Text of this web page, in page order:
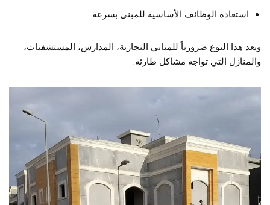
استعادة الوظائف الأساسية للمبنى بسرعة
ويعد هذا النوع ضرورياً للمباني التجارية، المدارس، المستشفيات،
والمنازل التي تواجه مشاكل طارئة.